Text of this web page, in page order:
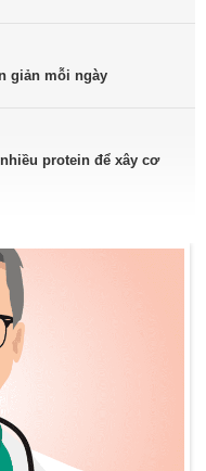
giản mỗi ngày
protein để xây cơ